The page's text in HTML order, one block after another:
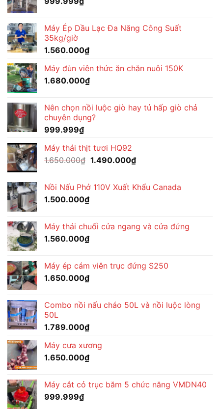
Máy Ép Dầu Lạc Đa Năng Công Suất
35kg/giờ
1.560.000₫
Máy đùn viên thức ăn chăn nuôi 150K
1.680.000₫
Nên chọn nồi luộc giò hay tủ hấp giò chả
chuyên dụng?
999.999₫
Máy thái thịt tươi HQ92
1.650.000₫ Giá
1.650.000₫.
1.490.000₫Giá
là:
Nồi Nấu Phở 110V Xuất Khẩu Canada
1.500.000₫
Máy thái chuối cửa ngang và cửa đứng
1.560.000₫
Máy ép cám viên trục đứng S250
1.650.000₫
Combo nồi nấu cháo 50L và nồi luộc lòng
50L
1.789.000₫
Máy cưa xương
1.650.000₫
Máy cắt cỏ trục băm 5 chức năng VMDN40
999.999₫